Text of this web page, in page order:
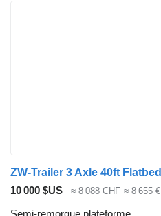
10 000 $US ≈ 8 088 CHF ≈ 8 655 €